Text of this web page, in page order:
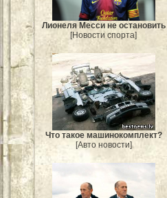
Лионеля Месси не остановить
[Новости спорта]
Что такое машинокомплект?
[Авто новости]